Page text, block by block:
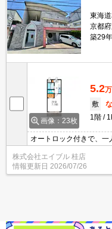
東海
京都
築29年
画像：23枚
5.2
敷
1階
オートロック付きで、一
ール電化のお部屋です。
TVモニターホンで安心
やっぱり便利。
株式会社エイブル 桂店
情報更新日 2026/07/26